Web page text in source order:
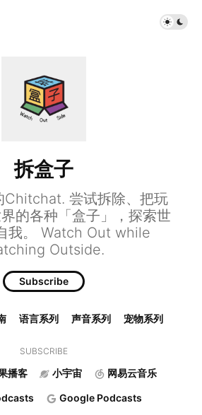
拆盒子
Chitchat. 尝试拆除、把玩
的各种「盒子」，探索世
我。 Watch Out while
Outside.
Subscribe
语言系列 声音系列 宠物系列
SUBSCRIBE
播客 小宇宙 网易云音乐
Google Podcasts